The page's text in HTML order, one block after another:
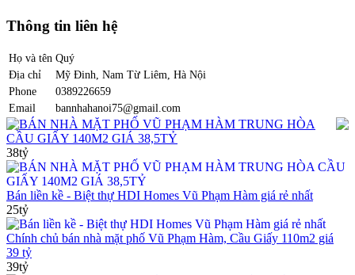
Thông tin liên hệ
Họ và tên Quý
Địa chỉ
Mỹ Đinh, Nam Từ Liêm, Hà Nội
Phone
0389226659
Email
bannhahanoi75@gmail.com
BÁN NHÀ MẶT PHỐ VŨ PHẠM HÀM TRUNG HÒA
CẦU GIẤY 140M2 GIÁ 38,5TỶ
38tỷ
Bán liền kề - Biệt thự HDI Homes Vũ Phạm Hàm giá rẻ nhất
25tỷ
Chính chủ bán nhà mặt phố Vũ Phạm Hàm, Cầu Giấy 110m2 giá
39 tỷ
39tỷ